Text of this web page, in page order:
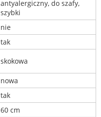
antyalergiczny, do szafy,
szybki
nie
tak
skokowa
nowa
tak
60 cm